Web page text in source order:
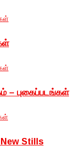
– புகைப்படங்கள்
Stills